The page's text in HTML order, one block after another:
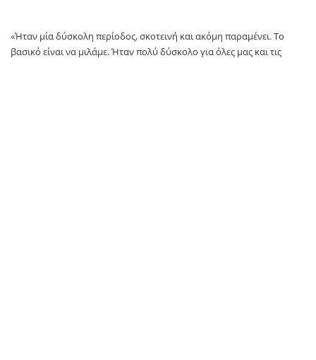
«Ήταν μία δύσκολη περίοδος, σκοτεινή και ακόμη παραμένει. Το
βασικό είναι να μιλάμε. Ήταν πολύ δύσκολο για όλες μας και τις